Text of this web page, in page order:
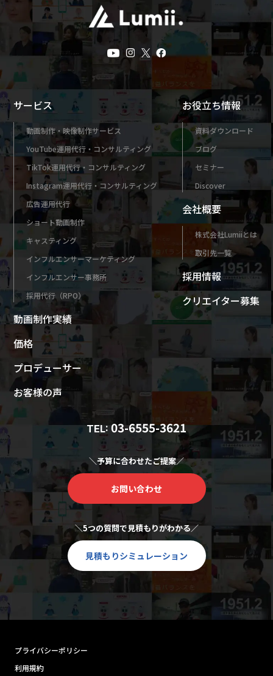
サービス
動画制作・映像制作サービス
YouTube運用代行・コンサルティング
TikTok運用代行・コンサルティング
Instagram運用代行・コンサルティング
広告運用代行
ショート動画制作
キャスティング
インフルエンサーマーケティング
インフルエンサー事務所
採用代行（RPO）
動画制作実績
価格
プロデューサー
お客様の声
お役立ち情報
資料ダウンロード
ブログ
セミナー
Discover
会社概要
株式会社Lumiiとは
取引先一覧
採用情報
クリエイター募集
TEL: 03-6555-3621
＼予算に合わせたご提案／
お問い合わせ
＼5つの質問で見積もりがわかる／
見積もりシミュレーション
プライバシーポリシー
利用規約